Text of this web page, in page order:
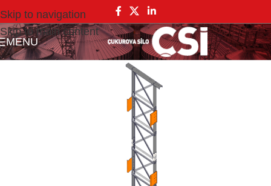
Skip to navigation
Skip to main content
MENU